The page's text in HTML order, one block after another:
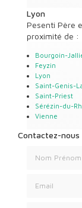
Lyon
Pesenti Père
proximité de :
Bourgoin-
Feyzin
Lyon
Saint-Genis-
Saint-Priest
Sérézin-du-
Vienne
Contactez-nous